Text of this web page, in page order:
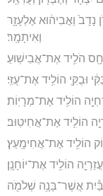
נָדָב֙ וַאֲבִיה֔וּא אֶלְעָזָ֖ר
וְאִיתָמָֽר׃
הֹלִ֥יד אֶת־אֲבִישֽׁוּעַ׃
וּבֻקִּ֖י הוֹלִ֥יד אֶת־עֻזִּֽי׃
הוֹלִ֥יד אֶת־מְרָיֽוֹת׃
הוֹלִ֥יד אֶת־אֲחִיטֽוּב׃
הוֹלִ֥יד אֶת־אֲחִימָֽעַץ׃
הוֹלִ֥יד אֶת־יוֹחָנָֽן׃
בַּבַּ֕יִת אֲשֶׁר־בָּנָ֥ה שְׁלֹמֹ֖ה